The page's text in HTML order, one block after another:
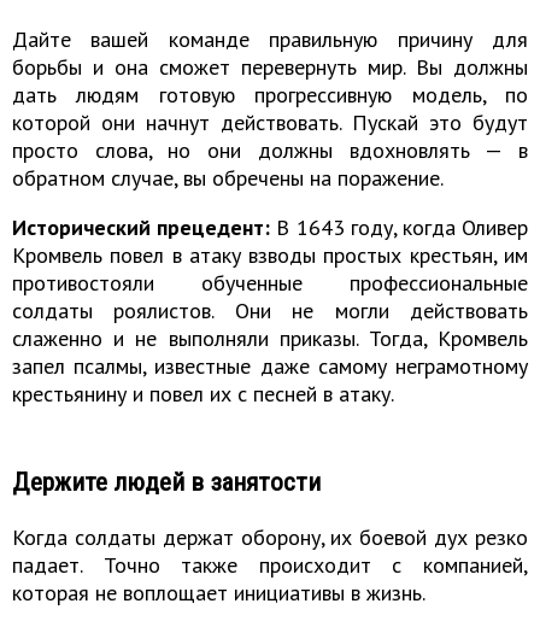
Дайте вашей команде правильную причину для
борьбы и она сможет перевернуть мир. Вы должны
дать людям готовую прогрессивную модель, по
которой они начнут действовать. Пускай это будут
просто слова, но они должны вдохновлять — в
обратном случае, вы обречены на поражение.
Исторический прецедент: В 1643 году, когда Оливер
Кромвель повел в атаку взводы простых крестьян, им
противостояли обученные профессиональные
солдаты роялистов. Они не могли действовать
слаженно и не выполняли приказы. Тогда, Кромвель
запел псалмы, известные даже самому неграмотному
крестьянину и повел их с песней в атаку.
Держите людей в занятости
Когда солдаты держат оборону, их боевой дух резко
падает. Точно также происходит с компанией,
которая не воплощает инициативы в жизнь.